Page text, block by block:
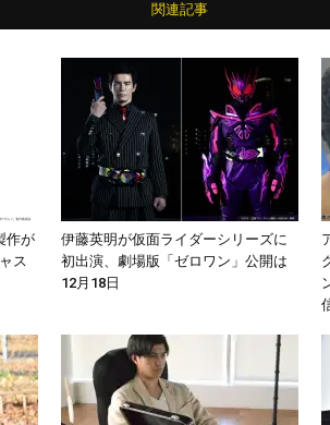
関連記事
作が
ス
伊藤英明が仮面ライダーシリーズに
初出演、劇場版「ゼロワン」公開は
12月18日